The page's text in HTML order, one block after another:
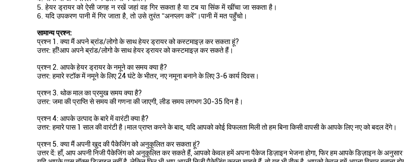
5. हेयर ड्रायर को ऐसी जगह न रखें जहां वह गिर सकता है या टब या सिंक में खींचा जा सकता है।
6. यदि उपकरण पानी में गिर जाता है, तो उसे तुरंत "अनप्लग करें"।पानी में मत पहुँचो।
सामान्य प्रश्न:
प्रश्न 1. क्या मैं अपने ब्रांड/लोगो के साथ हेयर ड्रायर को कस्टमाइज़ कर सकता हूं?
उत्तर: हाँ!आप अपने ब्रांड/लोगो के साथ हेयर ड्रायर को कस्टमाइज़ कर सकते हैं।
प्रश्न 2. आपके हेयर ड्रायर के नमूने का समय क्या है?
उत्तर: हमारे स्टॉक में नमूने के लिए 24 घंटे के भीतर, नए नमूना बनाने के लिए 3-6 कार्य दिवस।
प्रश्न 3. थोक माल का प्रमुख समय क्या है?
उत्तर: जमा की प्राप्ति से समय की गणना की जाएगी, लीड समय लगभग 30-35 दिन है।
प्रश्न 4: आपके उत्पाद के बारे में वारंटी क्या है?
उत्तर: हमारे पास 1 साल की वारंटी है।माल प्राप्त करने के बाद, यदि आपको कोई विफलता मिली तो हम बिना किसी वापसी के आपके लिए नए को बदल देंगे।
प्रश्न 5. क्या मैं अपनी खुद की पैकेजिंग को अनुकूलित कर सकता हूं?
उत्तर दें: हाँ, आप अपनी निजी पैकेजिंग को अनुकूलित कर सकते हैं, आपको केवल हमें अपना पैकेज डिज़ाइन भेजना होगा, फिर हम आपके डिज़ाइन के